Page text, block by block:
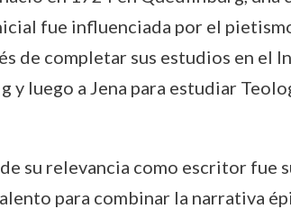
fue influenciada por el
de completar sus estudios en
y luego a Jena para estudiar
su relevancia como escritor fue
para combinar la narrativa